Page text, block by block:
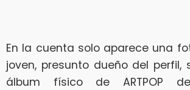
En la cuenta solo aparece una
joven, presunto dueño del perfil,
álbum físico de ARTPOP